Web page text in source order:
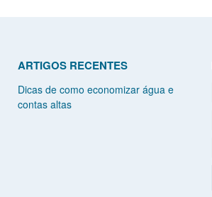
ARTIGOS RECENTES
Dicas de como economizar água e
contas altas